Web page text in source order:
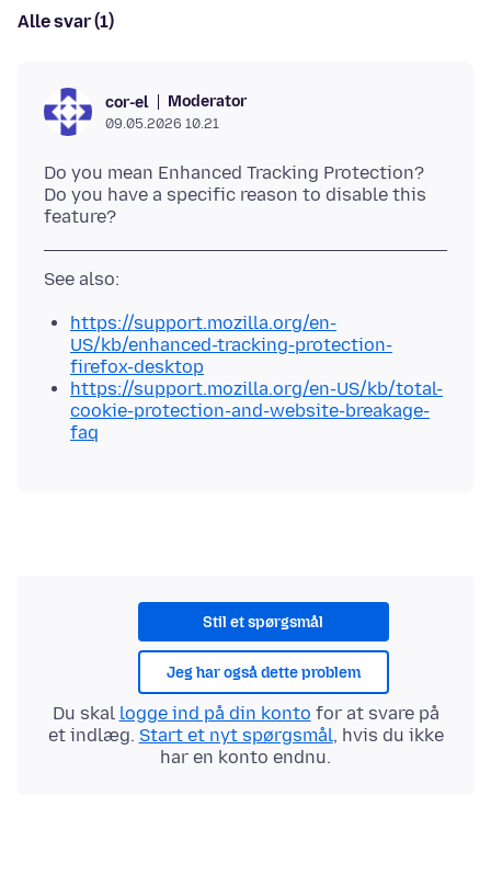
Alle svar (1)
cor-el Moderator
09.05.2026 10.21
Do you mean Enhanced Tracking Protection?
Do you have a specific reason to disable this
https://support.mozilla.org/en-
US/kb/enhanced-tracking-protection-
firefox-desktop
https://support.mozilla.org/en-US/kb/total-
cookie-protection-and-website-breakage-
faq
Stil et spørgsmål
Jeg har også dette problem
Du skal logge ind på din konto for at svare på
et indlæg. Start et nyt spørgsmål, hvis du ikke
har en konto endnu.